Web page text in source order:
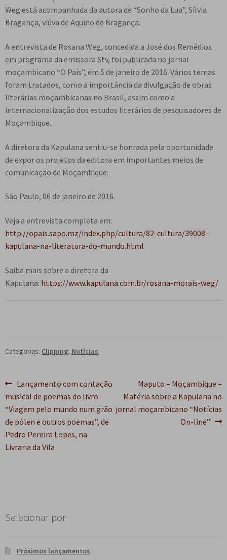
e
n
Weg está acompanhada da autora de “Sonho da Lua”, Sílvia
Bragança, viúva de Aquino de Bragança.
A entrevista de Rosana Weg, concedida a José dos Remédios
em programa da emissora Stv, foi publicada no jornal
moçambicano “O País”, em 5 de janeiro de 2016. Vários temas
foram tratados, como a importância da divulgação de obras
literárias moçambicanas no Brasil, assim como a
internacionalização dos estudos literários de pesquisadores de
Moçambique.
A diretora da Kapulana sentiu-se honrada pela oportunidade
de expor os projetos da editora em importantes meios de
comunicação de Moçambique.
São Paulo, 06 de janeiro de 2016.
Veja a entrevista completa em:
http://opais.sapo.mz/index.php/cultura/82-cultura/39008–
kapulana-na-literatura-do-mundo.html
Saiba mais sobre a diretora da
Kapulana: https://www.kapulana.com.br/rosana-morais-weg/
Categorias: Clipping, Notícias
Navegação
de
Post
Post
anterior:
Lançamento com contação
musical de poemas do livro
“Viagem pelo mundo num grão
de pólen e outros poemas”, de
Pedro Pereira Lopes, na
Livraria da Vila
Próximo
post:
Maputo – Moçambique –
Matéria sobre a Kapulana no
jornal moçambicano “Notícias
On-line”
Selecionar por
Próximos lançamentos